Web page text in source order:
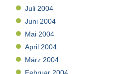
Juli 2004
Juni 2004
Mai 2004
April 2004
März 2004
Februar 2004